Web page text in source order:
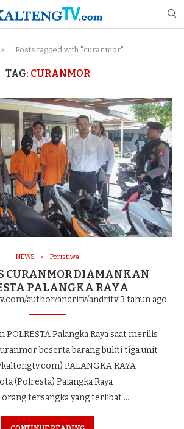
Posts tagged with "curanmor"
TAG: CURANMOR
NEWS Peristiwa
CURANMOR DIAMANKAN
PALANGKA RAYA
author/andritv/andritv3 tahun ago
POLRESTA Palangka Raya saat merilis
beserta barang bukti tiga unit
PALANGKA RAYA-
(Polresta) Palangka Raya
tersangka yang terlibat …